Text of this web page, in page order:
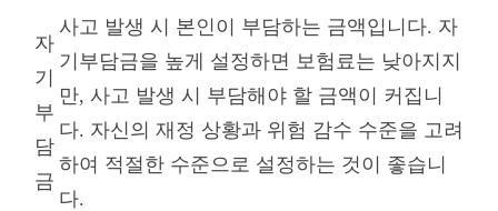
자
기
부
담
금
사고 발생 시 본인이 부담하는 금액입니다. 자
기부담금을 높게 설정하면 보험료는 낮아지지
만, 사고 발생 시 부담해야 할 금액이 커집니
다. 자신의 재정 상황과 위험 감수 수준을 고려
하여 적절한 수준으로 설정하는 것이 좋습니
다.